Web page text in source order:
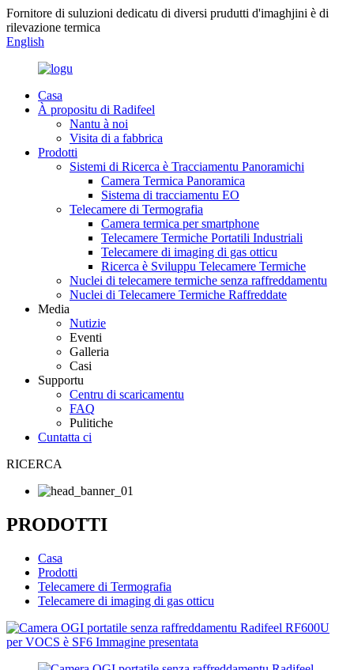
Fornitore di suluzioni dedicatu di diversi prudutti d'imaghjini è di
rilevazione termica
English
Casa
À propositu di Radifeel
Nantu à noi
Visita di a fabbrica
Prodotti
Sistemi di Ricerca è Tracciamentu Panoramichi
Camera Termica Panoramica
Sistema di tracciamentu EO
Telecamere di Termografia
Camera termica per smartphone
Telecamere Termiche Portatili Industriali
Telecamere di imaging di gas otticu
Ricerca è Sviluppu Telecamere Termiche
Nuclei di telecamere termiche senza raffreddamentu
Nuclei di Telecamere Termiche Raffreddate
Media
Nutizie
Eventi
Galleria
Casi
Supportu
Centru di scaricamentu
FAQ
Pulitiche
Cuntatta ci
RICERCA
PRODOTTI
Casa
Prodotti
Telecamere di Termografia
Telecamere di imaging di gas otticu